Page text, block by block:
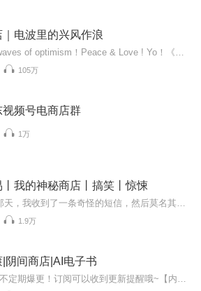
电波里的兴风作浪
105万
视频号电商店群
1万
丨我的神秘商店丨搞笑丨惊悚
1.9万
|阴间商店|AI电子书